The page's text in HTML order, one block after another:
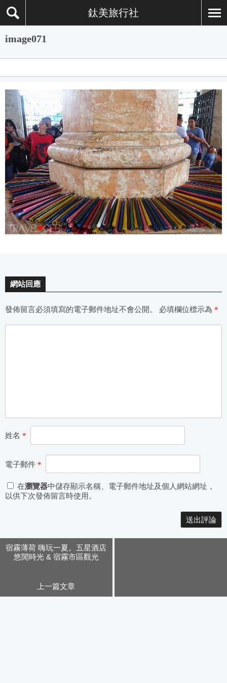
鈦美旅行社
image071
網站回應
發佈留言必須填寫的電子郵件地址不會公開。 必填欄位標示為 *
姓名 *
電子郵件 *
在瀏覽器中儲存顯示名稱、電子郵件地址及個人網站網址，
以供下次發佈留言時使用。
宿霧薄荷 嗨玩一夏。五星酒店
悠閒時光 & 宿霧市區觀光
上一篇文章